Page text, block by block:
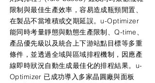
限制與最佳生產效率，容易造成瓶頸閒置、
在製品不當堆積或交期延誤。u-Optimizer
能同時考量靜態與動態生產限制、Q-time、
產品優先級以及統合上下游站點目標等多重
條件，並透過全域與區域排程機制，因應產
線即時狀況自動生成最佳化的排程結果。u-
Optimizer 已成功導入多家晶圓廠與面板